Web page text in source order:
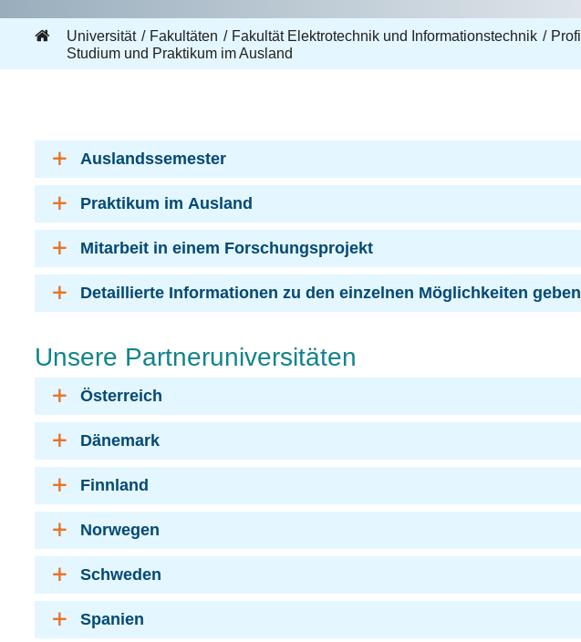
Universität Fakultäten Fakultät Elektrotechnik und Informationstechnik Profil
Studium und Praktikum im Ausland
Auslandssemester
Praktikum im Ausland
Mitarbeit in einem Forschungsprojekt
Detaillierte Informationen zu den einzelnen Möglichkeiten geben
Unsere Partneruniversitäten
Österreich
Dänemark
Finnland
Norwegen
Schweden
Spanien